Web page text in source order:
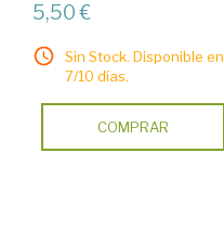
5,50 €
Sin Stock. Disponible en
7/10 días.
COMPRAR